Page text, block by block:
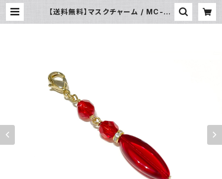
【送料無料】マスクチャーム / MC-01